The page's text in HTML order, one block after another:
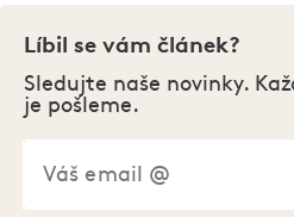
Líbil se vám článek?
Sledujte naše novinky.
je pošleme.